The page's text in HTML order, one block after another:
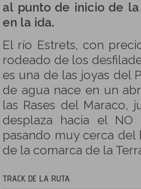
al punto de inicio de
en la ida.
El río Estrets, con
rodeado de los
es una de las joyas del
de agua nace en un
las Rases del Maraco,
desplaza hacia el
pasando muy cerca
de la comarca de la
TRACK DE LA RUTA